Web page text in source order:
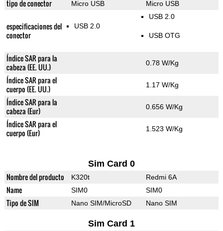
tipo de conector Micro USB Micro USB
especificaciones del
conector
USB 2.0
USB 2.0
USB OTG
Índice SAR para la
cabeza (EE. UU.)
0.78 W/Kg
Índice SAR para el
cuerpo (EE. UU.)
1.17 W/Kg
Índice SAR para la
cabeza (Eur)
0.656 W/Kg
Índice SAR para el
cuerpo (Eur)
1.523 W/Kg
Sim Card 0
Nombre del producto K320t Redmi 6A
Name SIM0 SIM0
Tipo de SIM Nano SIM/MicroSD Nano SIM
Sim Card 1